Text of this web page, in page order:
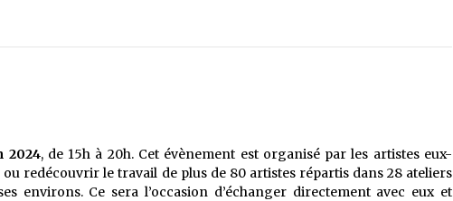
2024, de 15h à 20h. Cet évènement est organisé par les artistes eux-
redécouvrir le travail de plus de 80 artistes répartis dans 28 ateliers
environs. Ce sera l’occasion d’échanger directement avec eux et